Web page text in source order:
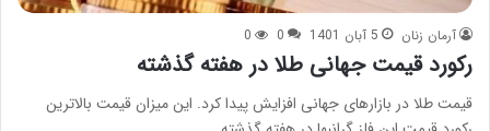
آرمان زنان 5 آبان 1401 0
0
رکورد قیمت جهانی طلا در هفته گذشته
قیمت طلا در بازارهای جهانی افزایش پیدا کرد. این میزان قیمت بالاترین